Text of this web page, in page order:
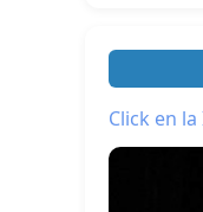
Click en